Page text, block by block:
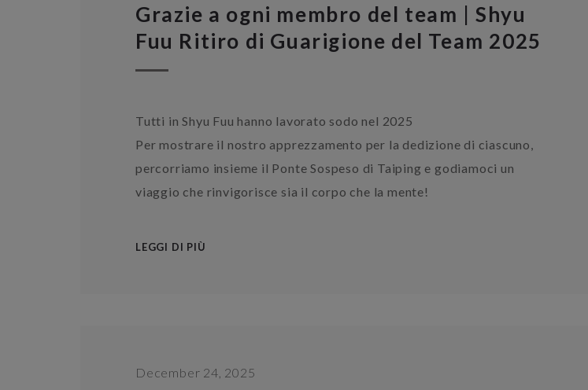
Grazie a ogni membro del team | Shyu
Fuu Ritiro di Guarigione del Team 2025
Tutti in Shyu Fuu hanno lavorato sodo nel 2025
Per mostrare il nostro apprezzamento per la dedizione di ciascuno,
percorriamo insieme il Ponte Sospeso di Taiping e godiamoci un
viaggio che rinvigorisce sia il corpo che la mente!
LEGGI DI PIÙ
December 24, 2025